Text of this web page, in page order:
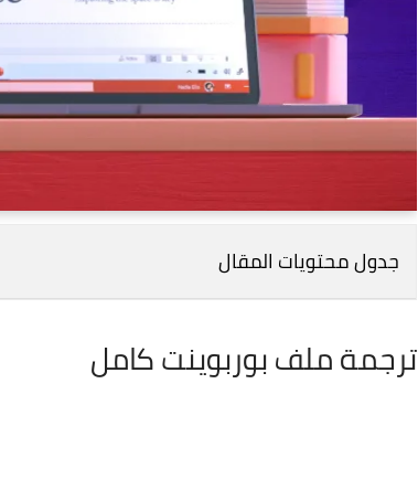
جدول محتويات المقال
ترجمة ملف بوربوينت كامل